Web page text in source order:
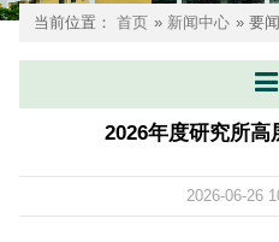
当前位置： 首页 » 新闻中心 » 要闻
2026年度研究所
2026-06-26